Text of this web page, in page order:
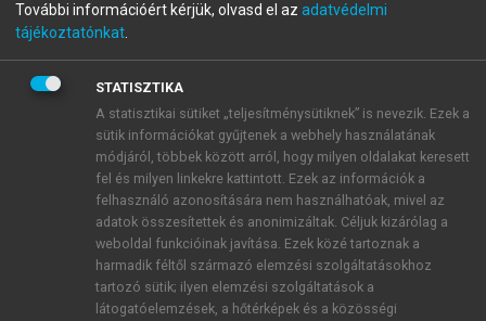
A regisztráció után apróbaidőszakautomatikusan
BELÉPÉS SAJÁT FIÓKKAL
ÚJ FIÓK LÉTREHOZÁSA
1 óra díjmentes hozzáférés
E-MAIL-CÍM
További információért kérjük, olvasd el az adatvédelmi
tájékoztatónkat
STATISZTIKA
A statisztikai sütiket „teljesítménysütiknek” is nevezik. Ezek a
sütik információkat gyűjtenek a webhely használatának
módjáról, többek között arról, hogy milyen oldalakat keresett
fel és milyen linkekre kattintott. Ezek az információk a
felhasználó azonosítására nem használhatóak, mivel az
adatok összesítettek és anonimizáltak. Céljuk kizárólag a
weboldal funkcióinak javítása. Ezek közé tartoznak a
harmadik féltől származó elemzési szolgáltatásokhoz
tartozó sütik; ilyen elemzési szolgáltatások a
látogatóelemzések, a hőtérképek és a közösségi